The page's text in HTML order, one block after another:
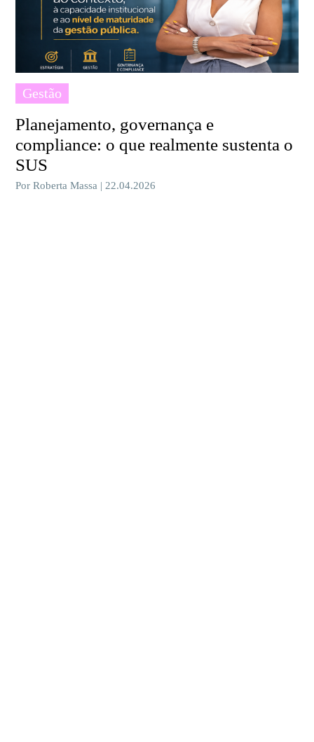
Gestão
Planejamento, governança e
compliance: o que realmente sustenta o
SUS
Por Roberta Massa | 22.04.2026